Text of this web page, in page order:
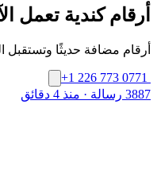
أرقام كندية تعمل
أرقام مضافة حديثًا وتستقبل
+1 226 773 0771
3887 رسالة
· منذ 4 دقائق